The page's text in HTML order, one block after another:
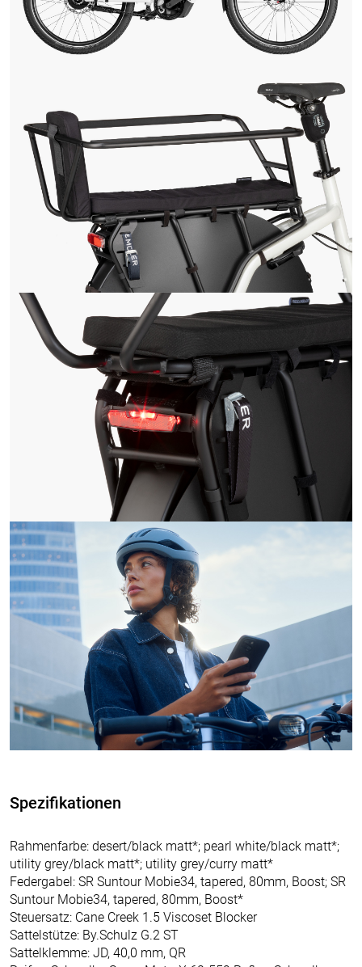
Spezifikationen
Rahmenfarbe: desert/black matt*; pearl white/black matt*;
utility grey/black matt*; utility grey/curry matt*
Federgabel: SR Suntour Mobie34, tapered, 80mm, Boost; SR
Suntour Mobie34, tapered, 80mm, Boost*
Steuersatz: Cane Creek 1.5 Viscoset Blocker
Sattelstütze: By.Schulz G.2 ST
Sattelklemme: JD, 40,0 mm, QR